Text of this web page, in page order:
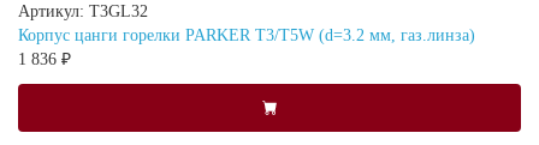
Артикул: T3GL32
Корпус цанги горелки PARKER T3/T5W (d=3.2 мм, газ.линза)
1 836 ₽